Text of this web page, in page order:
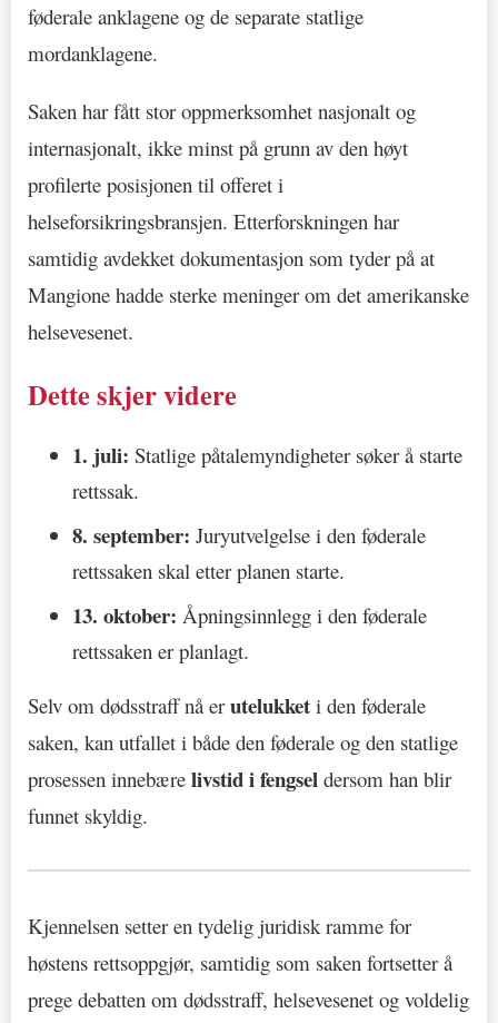
føderale anklagene og de separate statlige
mordanklagene.
Saken har fått stor oppmerksomhet nasjonalt og
internasjonalt, ikke minst på grunn av den høyt
profilerte posisjonen til offeret i
helseforsikringsbransjen. Etterforskningen har
samtidig avdekket dokumentasjon som tyder på at
Mangione hadde sterke meninger om det amerikanske
helsevesenet.
Dette skjer videre
1. juli: Statlige påtalemyndigheter søker å starte
rettssak.
8. september: Juryutvelgelse i den føderale
rettssaken skal etter planen starte.
13. oktober: Åpningsinnlegg i den føderale
rettssaken er planlagt.
Selv om dødsstraff nå erutelukket i den føderale
saken, kan utfallet i både den føderale og den statlige
prosessen innebære livstid i fengsel dersom han blir
funnet skyldig.
Kjennelsen setter en tydelig juridisk ramme for
høstens rettsoppgjør, samtidig som saken fortsetter å
prege debatten om dødsstraff, helsevesenet og voldelig